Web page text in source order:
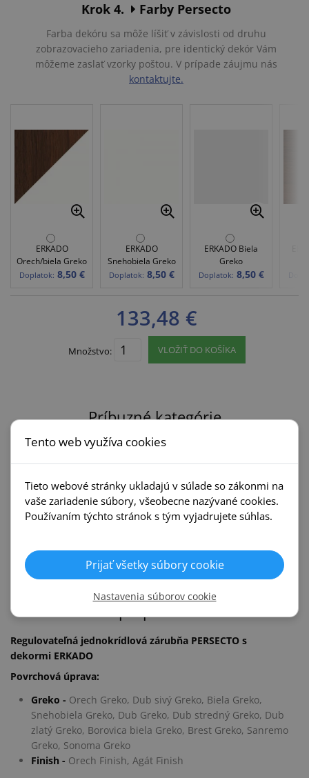
Krok 4. Farby Persecto
Farba dekóru sa môže líšiť v závislosti od druhu
zobrazovacieho zariadenia, pre identický dekór Vám
môžeme zaslať vzorky poštou. V prípade záujmu nás
kontaktujte.
ERKADO
Orech/biela Greko
Doplatok: 8,50 €
ERKADO
Snehobiela Greko
Doplatok: 8,50 €
ERKADO Biela
Greko
Doplatok: 8,50 €
133,48 €
Množstvo: VLOŽIŤ DO KOŠÍKA
Príbuzné kategórie
Posuvné systémy Kľučky
Regulovateľná jednokrídlová zárubňa PERSECTO s
dekormi ERKADO
Povrchová úprava:
Greko - Orech Greko, Dub sivý Greko, Biela Greko,
Snehobiela Greko, Dub Greko, Dub stredný Greko, Dub
zlatý Greko, Borovica biela Greko, Brest Greko, Sanremo
Greko, Sonoma Greko
Finish - Orech Finish, Agát Finish
Tento web využíva cookies
Tieto webové stránky ukladajú v súlade so zákonmi na
vaše zariadenie súbory, všeobecne nazývané cookies.
Používaním týchto stránok s tým vyjadrujete súhlas.
Prijať všetky súbory cookie
Nastavenia súborov cookie